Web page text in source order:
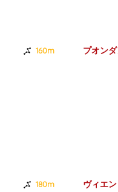
160m
180m
プオン
ヴィエ